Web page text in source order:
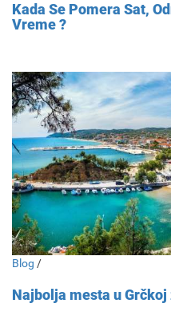
Kada Se Pomera Sat,
Vreme ?
Blog /
Najbolja mesta u